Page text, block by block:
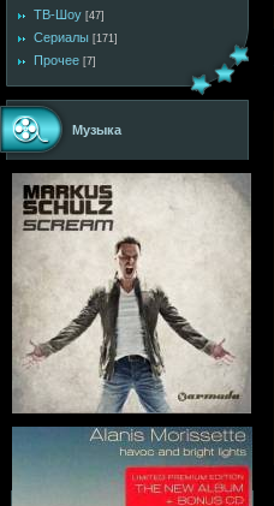
ТВ-Шоу [47]
Сериалы [171]
Прочее [7]
Музыка